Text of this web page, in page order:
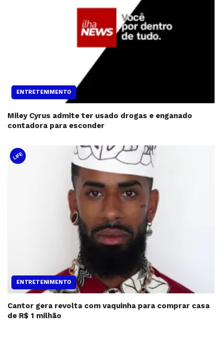
ENTRETENIMENTO
Miley Cyrus admite ter usado drogas e enganado
contadora para esconder
LIFE
ENTRETENIMENTO
Cantor gera revolta com vaquinha para comprar casa
de R$ 1 milhão